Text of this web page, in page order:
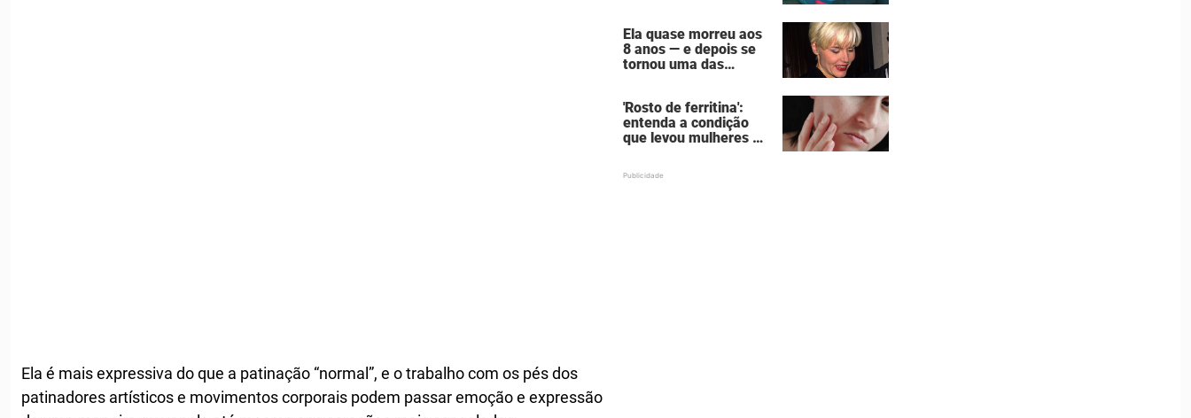
Ela é mais expressiva do que a patinação “normal”, e o trabalho com os pés dos
patinadores artísticos e movimentos corporais podem passar emoção e expressão
bronzeamento
Ela quase morreu aos
8 anos — e depois se
tornou uma das
Hollywood
'Rosto de ferritina':
entenda a condição
que levou mulheres a
aparência de cansaço